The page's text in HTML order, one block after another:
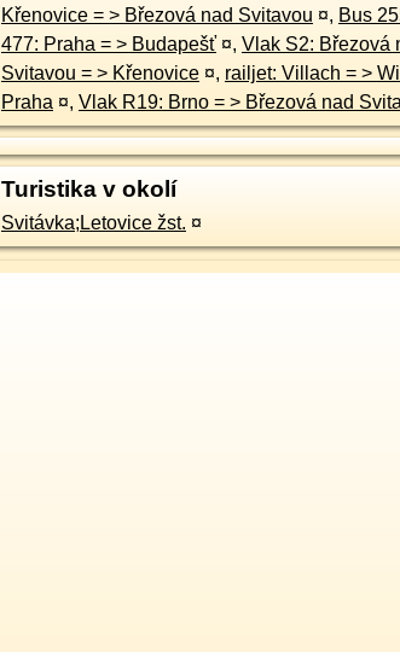
Křenovice = > Březová nad Svitavou ¤, Bus
477: Praha = > Budapešť ¤, Vlak S2: Březová
Svitavou = > Křenovice ¤, railjet: Villach = > Wien = >
Praha ¤, Vlak R19: Brno = > Březová nad
Turistika v okolí
Svitávka;Letovice žst. ¤